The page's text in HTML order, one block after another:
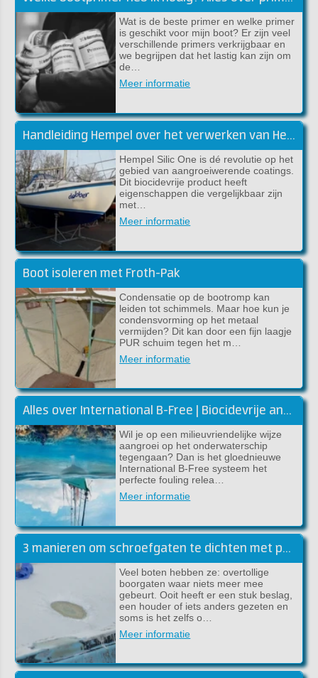
Wat is de beste primer en welke primer
is geschikt voor mijn boot? Er zijn veel
verschillende primers verkrijgbaar en
we begrijpen dat het lastig kan zijn om
de…
Meer informatie
Handleiding Hempel over het verwerken van Hempel Silic One
Hempel Silic One is dé revolutie op het
gebied van aangroeiwerende coatings.
Dit biocidevrije product heeft
eigenschappen die vergelijkbaar zijn
met…
Meer informatie
Boot isoleren met Froth-Pak
Condensatie op de bootromp kan
leiden tot schimmels. Maar hoe kun je
condensvorming op het metaal
vermijden? Dit kan door een fijn laagje
PUR schuim tegen het m…
Meer informatie
Alles over International B-Free | Biocidevrije antifouling
Wil je op een milieuvriendelijke wijze
aangroei op het onderwaterschip
tegengaan? Dan is het gloednieuwe
International B-Free systeem het
perfecte fouling relea…
Meer informatie
3 manieren om schroefgaten te dichten met polyester
Veel boten hebben ze: overtollige
boorgaten waar niets meer mee
gebeurt. Ooit heeft er een stuk beslag,
een houder of iets anders gezeten en
soms is het zelfs o…
Meer informatie